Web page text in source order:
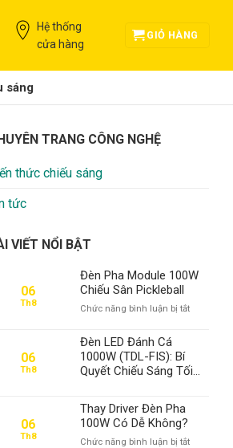
Hệ thống
cửa hàng
GIỎ HÀNG
sáng
TRANG CÔNG NGHỆ
thức chiếu sáng
tức
VIẾT NỔI BẬT
06
Th8
Đèn Pha Module 100W
Chiếu Sân Pickleball
Chức năng bình luận bị tắtở
100W
Chiếu
06
Th8
Đèn LED Đánh Cá
1000W (TDL-FIS): Bí
Quyết Chiếu Sáng Tối
06
Th8
Thay Driver Đèn Pha
100W Có Dễ Không?
Chức năng bình luận bị tắtở